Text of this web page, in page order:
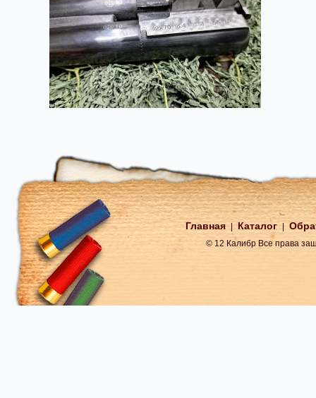
Главная Каталог
© 12 Калибр Все права